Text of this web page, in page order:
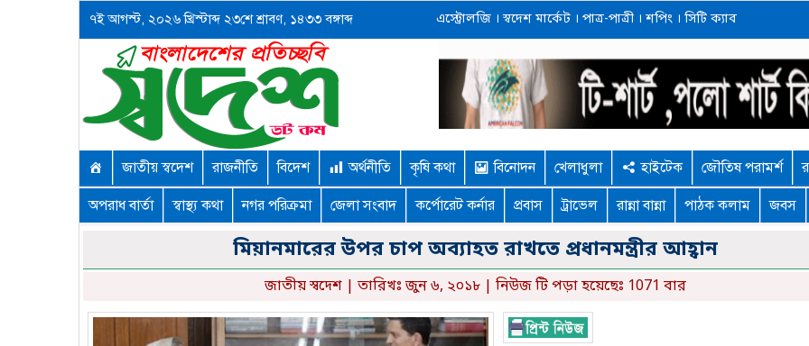
৭ই আগস্ট, ২০২৬ খ্রিস্টাব্দ ২৩শে শ্রাবণ, ১৪৩৩ বঙ্গাব্দ এস্ট্রোলজি। স্বদেশ মার্কেট। পাত্র-পাত্রী। শপিং। সিটি ক্যাব
জাতীয় স্বদেশ রাজনীতি বিদেশ অর্থনীতি কৃষি কথা বিনোদন খেলাধুলা হাইটেক জৌতিষ পরামর্শ
অপরাধ বার্তা স্বাস্থ্য কথা নগর পরিক্রমা জেলা সংবাদ কর্পোরেট কর্নার প্রবাস ট্রাভেল রান্না বান্না পাঠক কলাম জবস
মিয়ানমারের উপর চাপ অব্যাহত রাখতে প্রধানমন্ত্রীর আহ্বান
জাতীয় স্বদেশ| তারিখঃ জুন ৬, ২০১৮ | নিউজ টি পড়া হয়েছেঃ 1071 বার